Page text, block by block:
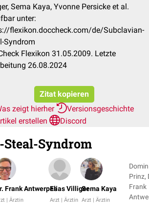
Sema Kaya, Yvonne Persicke et al.
unter:
flexikon.doccheck.com/de/Subclavian-
Syndrom
Flexikon 31.05.2009. Letzte
26.08.2024
Zitat kopieren
zeigt hierher
Versionsgeschichte
erstellen
Discord
Steal-Syndrom
Frank Antwerpes
| Ärztin
Elias Villiger
Arzt | Ärztin
Sema Kaya
Arzt | Ärztin
Prinz,
Frank